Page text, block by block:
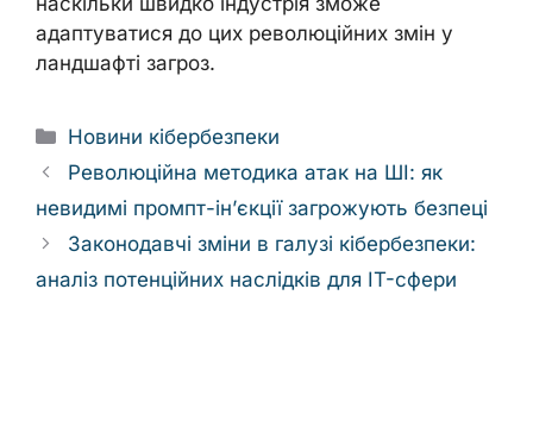
адаптуватися до цих революційних змін у
ландшафті загроз.
Categories
Новини кібербезпеки
Революційна методика атак на ШІ: як
невидимі промпт-ін’єкції загрожують безпеці
Законодавчі зміни в галузі кібербезпеки:
аналіз потенційних наслідків для IT-сфери